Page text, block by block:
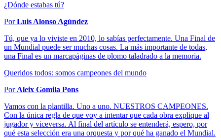
¿Dónde estabas tú?
PorLuis Alonso Agúndez
Tú, que ya lo viviste en 2010, lo sabías perfectamente. Una Final de
un Mundial puede ser muchas cosas. La más importante de todas,
una Final es un marcapáginas de plomo taladrado a la memoria.
Queridos todos: somos campeones del mundo
Por Aleix Gomila Pons
Vamos con la plantilla. Uno a uno. NUESTROS CAMPEONES.
Con la única regla de que voy a intentar que cada obra explique al
jugador y viceversa. Al final del artículo se entenderá, espero, por
qué esta selección era una orquesta y por qué ha ganado el Mundial.